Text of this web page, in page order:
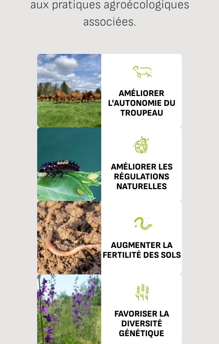
aux pratiques agroécologiques
associées.
AMÉLIORER
L'AUTONOMIE DU
TROUPEAU
AMÉLIORER LES
RÉGULATIONS
NATURELLES
AUGMENTER LA
FERTILITÉ DES SOLS
FAVORISER LA
DIVERSITÉ
GÉNÉTIQUE